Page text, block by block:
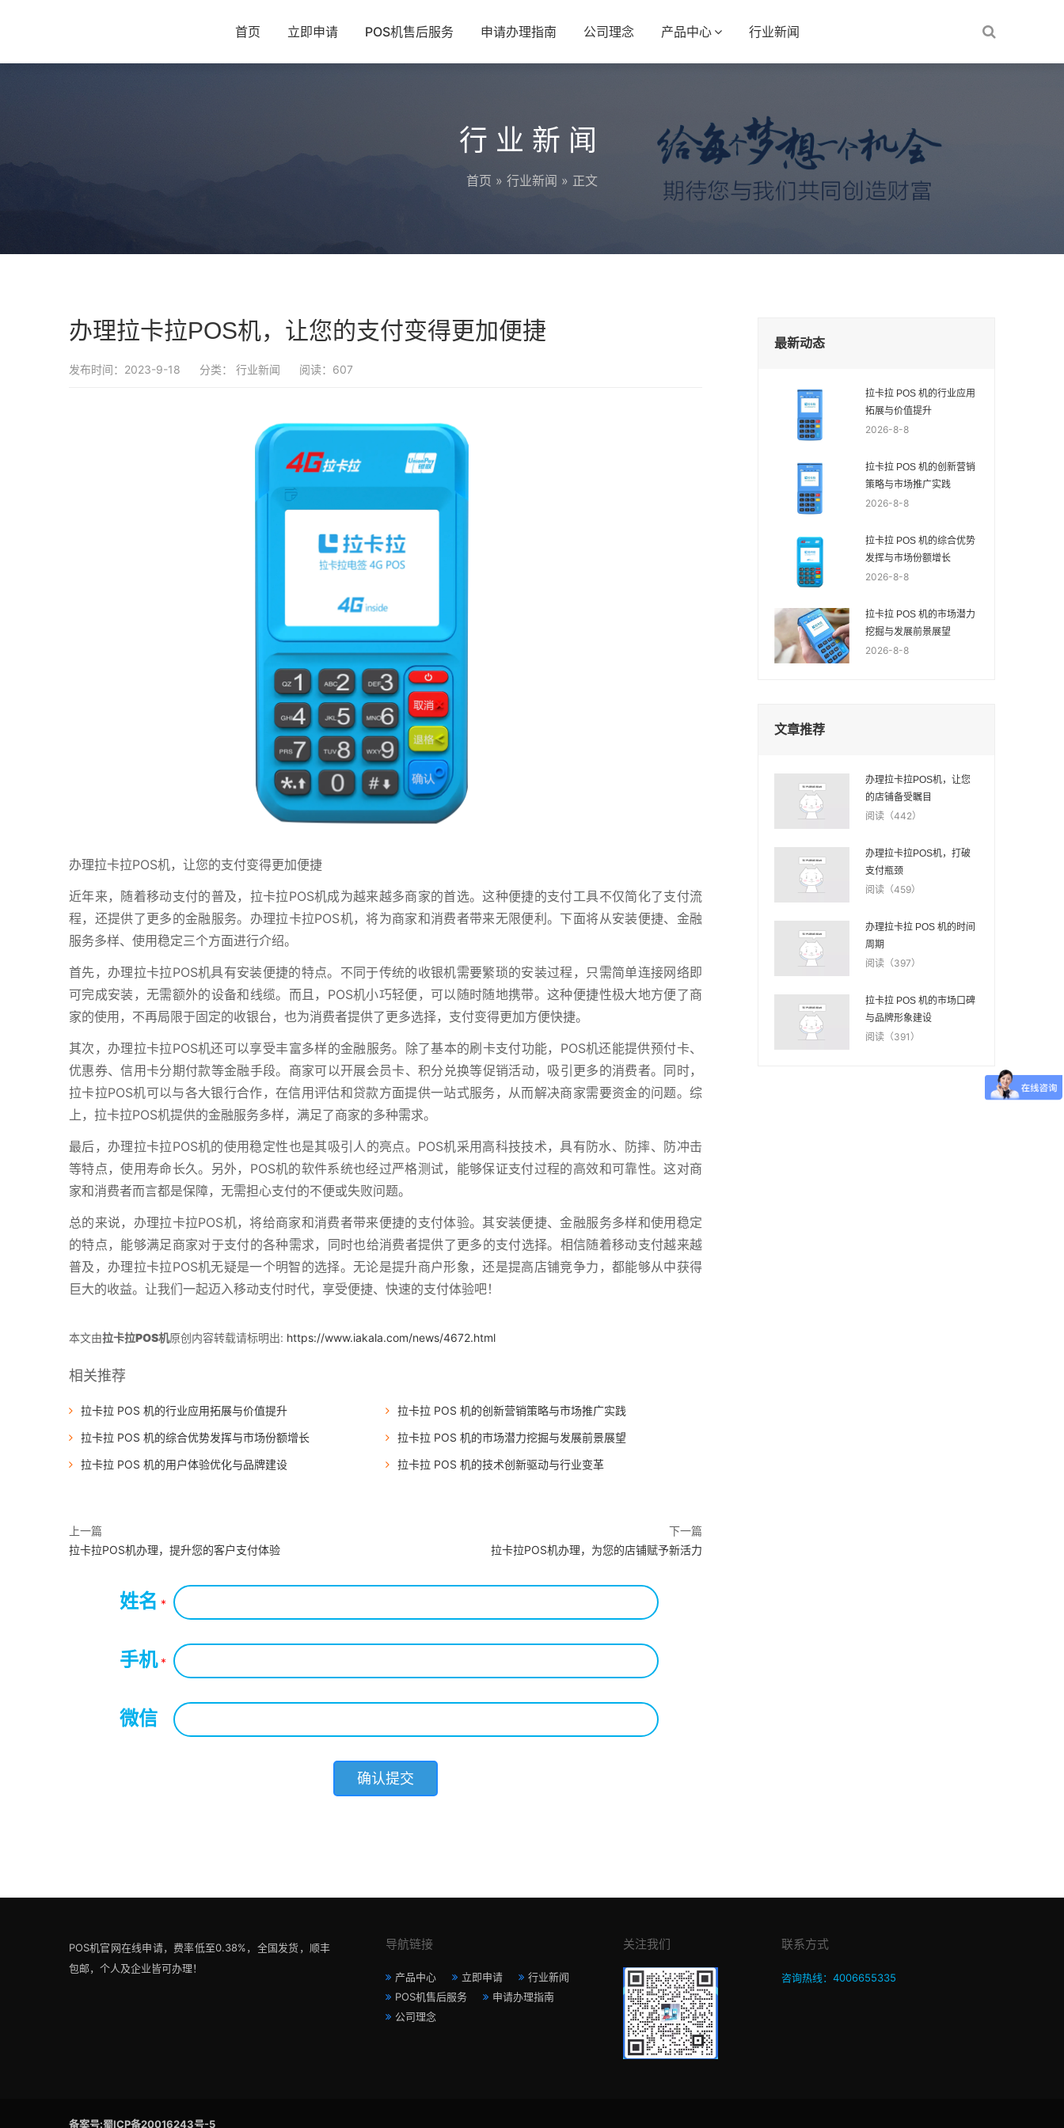
首页 立即申请 POS机售后服务 申请办理指南 公司理念 产品中心 行业新闻
行业新闻
首页 » 行业新闻 » 正文
办理拉卡拉POS机，让您的支付变得更加便捷
发布时间：2023-9-18 分类： 行业新闻 阅读：607
办理拉卡拉POS机，让您的支付变得更加便捷
近年来，随着移动支付的普及，拉卡拉POS机成为越来越多商家的首选。这种便捷的支付工具不仅简化了支付流
程，还提供了更多的金融服务。办理拉卡拉POS机，将为商家和消费者带来无限便利。下面将从安装便捷、金融
服务多样、使用稳定三个方面进行介绍。
首先，办理拉卡拉POS机具有安装便捷的特点。不同于传统的收银机需要繁琐的安装过程，只需简单连接网络即
可完成安装，无需额外的设备和线缆。而且，POS机小巧轻便，可以随时随地携带。这种便捷性极大地方便了商
家的使用，不再局限于固定的收银台，也为消费者提供了更多选择，支付变得更加方便快捷。
其次，办理拉卡拉POS机还可以享受丰富多样的金融服务。除了基本的刷卡支付功能，POS机还能提供预付卡、
优惠券、信用卡分期付款等金融手段。商家可以开展会员卡、积分兑换等促销活动，吸引更多的消费者。同时，
拉卡拉POS机可以与各大银行合作，在信用评估和贷款方面提供一站式服务，从而解决商家需要资金的问题。综
上，拉卡拉POS机提供的金融服务多样，满足了商家的多种需求。
最后，办理拉卡拉POS机的使用稳定性也是其吸引人的亮点。POS机采用高科技技术，具有防水、防摔、防冲击
等特点，使用寿命长久。另外，POS机的软件系统也经过严格测试，能够保证支付过程的高效和可靠性。这对商
家和消费者而言都是保障，无需担心支付的不便或失败问题。
总的来说，办理拉卡拉POS机，将给商家和消费者带来便捷的支付体验。其安装便捷、金融服务多样和使用稳定
的特点，能够满足商家对于支付的各种需求，同时也给消费者提供了更多的支付选择。相信随着移动支付越来越
普及，办理拉卡拉POS机无疑是一个明智的选择。无论是提升商户形象，还是提高店铺竞争力，都能够从中获得
巨大的收益。让我们一起迈入移动支付时代，享受便捷、快速的支付体验吧！
本文由拉卡拉POS机原创内容转载请标明出: https://www.iakala.com/news/4672.html
相关推荐
拉卡拉 POS 机的行业应用拓展与价值提升
拉卡拉 POS 机的创新营销策略与市场推广实践
拉卡拉 POS 机的综合优势发挥与市场份额增长
拉卡拉 POS 机的市场潜力挖掘与发展前景展望
拉卡拉 POS 机的用户体验优化与品牌建设
拉卡拉 POS 机的技术创新驱动与行业变革
上一篇
拉卡拉POS机办理，提升您的客户支付体验
下一篇
拉卡拉POS机办理，为您的店铺赋予新活力
姓名 *
手机*
微信
最新动态
拉卡拉 POS 机的行业应用
拓展与价值提升
2026-8-8
拉卡拉 POS 机的创新营销
策略与市场推广实践
2026-8-8
拉卡拉 POS 机的综合优势
发挥与市场份额增长
2026-8-8
拉卡拉 POS 机的市场潜力
挖掘与发展前景展望
2026-8-8
文章推荐
办理拉卡拉POS机，让您
的店铺备受瞩目
阅读（442）
办理拉卡拉POS机，打破
支付瓶颈
阅读（459）
办理拉卡拉 POS 机的时间
周期
阅读（397）
拉卡拉 POS 机的市场口碑
与品牌形象建设
阅读（391）
POS机官网在线申请，费率低至0.38%，全国发货，顺丰
包邮，个人及企业皆可办理！
导航链接
产品中心 立即申请
行业新闻
POS机售后服务
申请办理指南
公司理念
关注我们 联系方式
咨询热线：4006655335
备案号:蜀ICP备20016243号-5